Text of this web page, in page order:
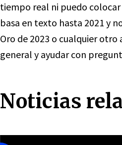
tiempo real ni puedo
basa en texto hasta 2021 y
Oro de 2023 o cualquier
general y ayudar con
Noticias